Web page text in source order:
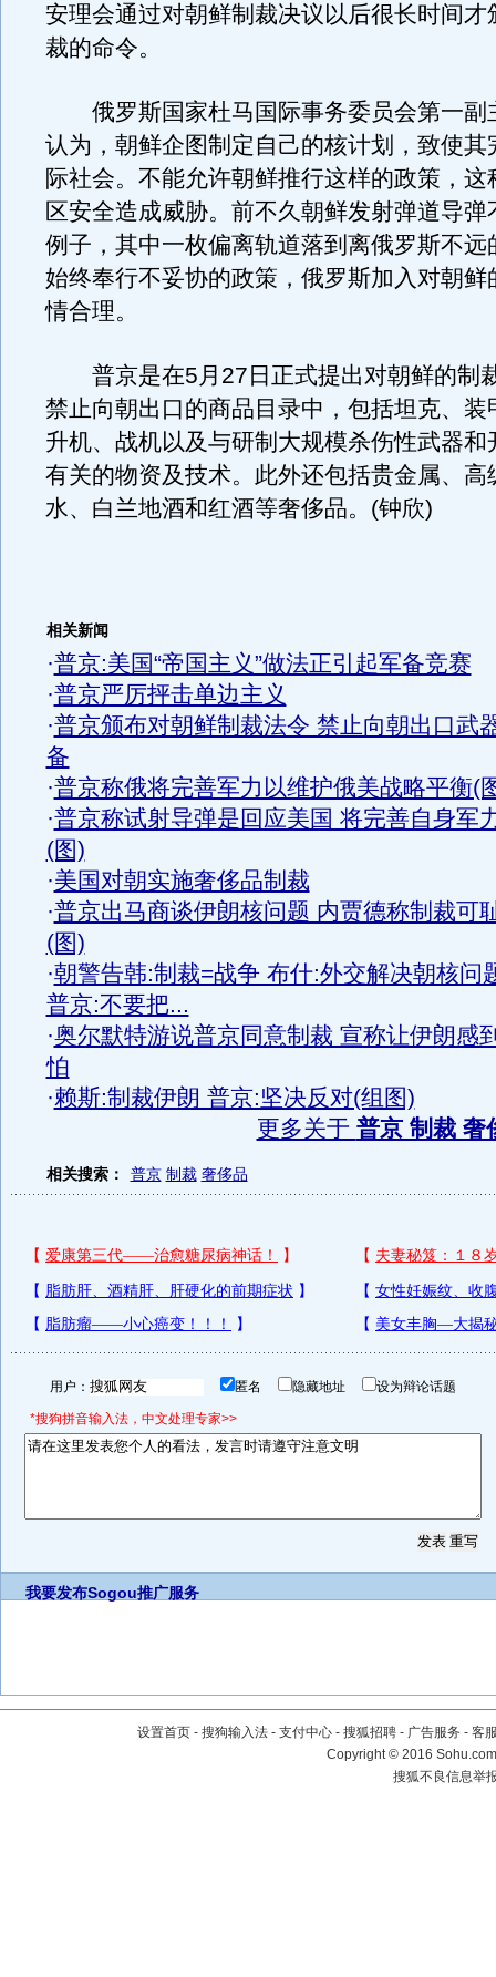
安理会通过对朝鲜制裁决议以后很长时间才
裁的命令。
俄罗斯国家杜马国际事务委员会第一副
认为，朝鲜企图制定自己的核计划，致使其
际社会。不能允许朝鲜推行这样的政策，这
区安全造成威胁。前不久朝鲜发射弹道导弹
例子，其中一枚偏离轨道落到离俄罗斯不远
始终奉行不妥协的政策，俄罗斯加入对朝鲜
情合理。
普京是在5月27日正式提出对朝鲜的制
禁止向朝出口的商品目录中，包括坦克、装
升机、战机以及与研制大规模杀伤性武器和
有关的物资及技术。此外还包括贵金属、高
水、白兰地酒和红酒等奢侈品。(钟欣)
相关新闻
·普京:美国“帝国主义”做法正引起军备竞赛
·普京严厉抨击单边主义
·普京颁布对朝鲜制裁法令 禁止向朝出口武
备
·普京称俄将完善军力以维护俄美战略平衡(
·普京称试射导弹是回应美国 将完善自身军
(图)
·美国对朝实施奢侈品制裁
·普京出马商谈伊朗核问题 内贾德称制裁可
(图)
·朝警告韩:制裁=战争 布什:外交解决朝核问
普京:不要把...
·奥尔默特游说普京同意制裁 宣称让伊朗感
怕
·赖斯:制裁伊朗 普京:坚决反对(组图)
更多关于 普京 制裁 奢
相关搜索： 普京 制裁 奢侈品
用户： 匿名 隐藏地址 设为辩论话题
*搜狗拼音输入法，中文处理专家>>
我要发布Sogou推广服务
设置首页 - 搜狗输入法 - 支付中心 - 搜狐招聘 - 广告服务 - 客
Copyright©2016
搜狐不良信息举